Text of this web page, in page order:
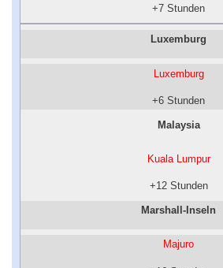
+7 Stunden
Luxemburg
Luxemburg
+6 Stunden
Malaysia
Kuala Lumpur
+12 Stunden
Marshall-Inseln
Majuro